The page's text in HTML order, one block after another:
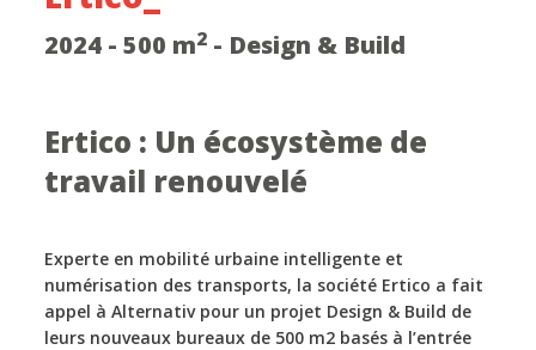
2024 - 500 m2 - Design & Build
Ertico : Un écosystème de
travail renouvelé
Experte en mobilité urbaine intelligente et
numérisation des transports, la société Ertico a fait
appel à Alternativ pour un projet Design & Build de
leurs nouveaux bureaux de 500 m2 basés à l’entrée